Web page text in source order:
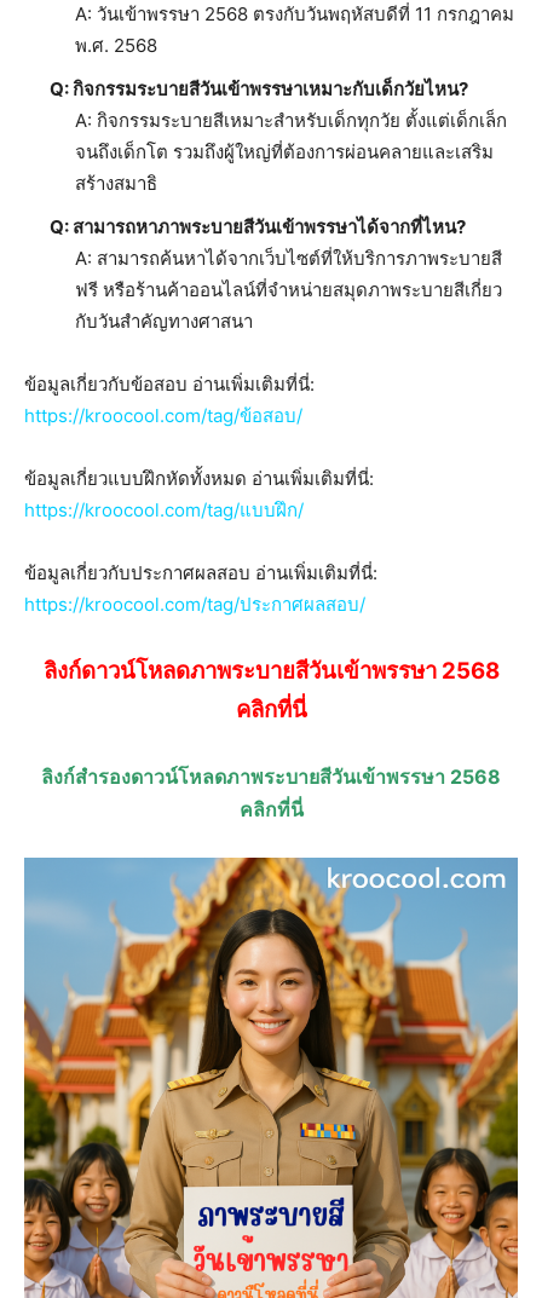
A: วันเข้าพรรษา 2568 ตรงกับวันพฤหัสบดีที่ 11 กรกฎาคม
พ.ศ. 2568
Q: กิจกรรมระบายสีวันเข้าพรรษาเหมาะกับเด็กวัยไหน?
A: กิจกรรมระบายสีเหมาะสำหรับเด็กทุกวัย ตั้งแต่เด็กเล็ก
จนถึงเด็กโต รวมถึงผู้ใหญ่ที่ต้องการผ่อนคลายและเสริม
สร้างสมาธิ
Q: สามารถหาภาพระบายสีวันเข้าพรรษาได้จากที่ไหน?
A: สามารถค้นหาได้จากเว็บไซต์ที่ให้บริการภาพระบายสี
ฟรี หรือร้านค้าออนไลน์ที่จำหน่ายสมุดภาพระบายสีเกี่ยว
กับวันสำคัญทางศาสนา
ข้อมูลเกี่ยวกับข้อสอบ อ่านเพิ่มเติมที่นี่:
https://kroocool.com/tag/ข้อสอบ/
ข้อมูลเกี่ยวแบบฝึกหัดทั้งหมด อ่านเพิ่มเติมที่นี่:
https://kroocool.com/tag/แบบฝึก/
ข้อมูลเกี่ยวกับประกาศผลสอบ อ่านเพิ่มเติมที่นี่:
https://kroocool.com/tag/ประกาศผลสอบ/
ลิงก์ดาวน์โหลดภาพระบายสีวันเข้าพรรษา 2568
คลิกที่นี่
ลิงก์สำรองดาวน์โหลดภาพระบายสีวันเข้าพรรษา 2568
คลิกที่นี่